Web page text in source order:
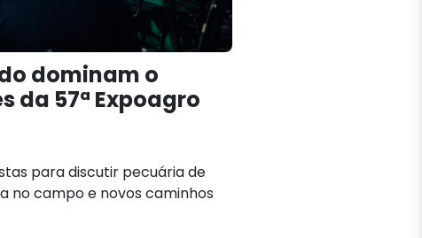
dominam o
da 57ª Expoagro
para discutir pecuária de
no campo e novos caminhos